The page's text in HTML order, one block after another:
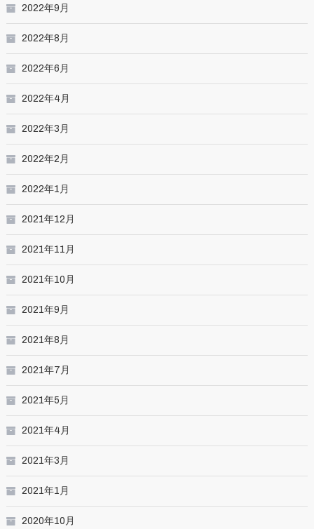
2022年9月
2022年8月
2022年6月
2022年4月
2022年3月
2022年2月
2022年1月
2021年12月
2021年11月
2021年10月
2021年9月
2021年8月
2021年7月
2021年5月
2021年4月
2021年3月
2021年1月
2020年10月